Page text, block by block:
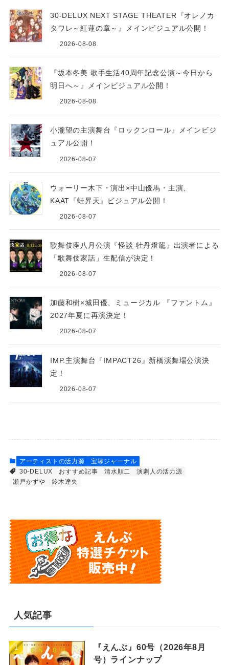
30-DELUX NEXT STAGE THEATER『オレノカ
タワレ～紅蓮の章～』メインビジュアル公開！
2026-08-08
『坂本冬美 歌手生活40周年記念公演～今日から
明日へ～』メインビジュアル公開！
2026-08-08
小瀧望の主演舞台『ロックンロール』メインビジ
ュアル公開！
2026-08-07
ウォーリー木下・演出×中山優馬・主演、
KAAT『蛙昇天』ビジュアル公開！
2026-08-07
歌舞伎座八月公演『怪談 牡丹燈籠』出演者による
「歌舞伎家話」生配信が決定！
2026-08-07
加藤和樹×城田優、ミュージカル 『ファントム』
2027年夏に再演決定！
2026-08-07
IMP.主演舞台『IMPACT26』新橋演舞場公演決
定！
2026-08-07
アーティストの活力源
宝塚ジャーナル
30-DELUX
おすすめ記事 清水順二
演劇人の活力源
瀬戸かずや
鈴木達央
人気記事
『えんぶ』60号（2026年8月
号）ラインナップ